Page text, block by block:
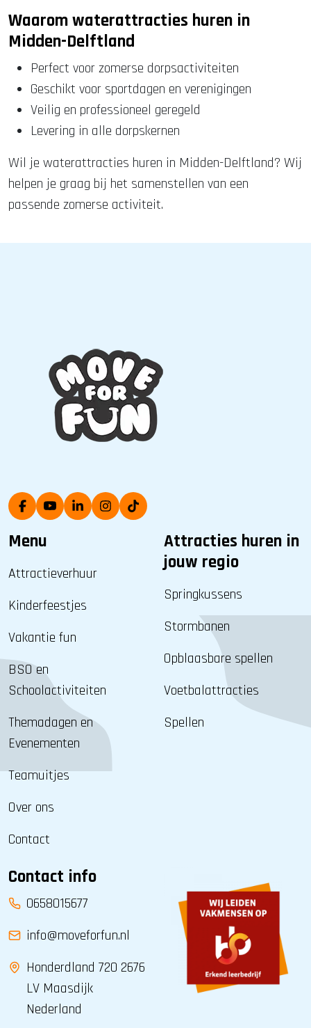
Waarom waterattracties huren in
Midden-Delftland
Perfect voor zomerse dorpsactiviteiten
Geschikt voor sportdagen en verenigingen
Veilig en professioneel geregeld
Levering in alle dorpskernen
Wil je waterattracties huren in Midden-Delftland? Wij
helpen je graag bij het samenstellen van een
passende zomerse activiteit.
Menu
Attractieverhuur
Kinderfeestjes
Vakantie fun
BSO en
Schoolactiviteiten
Themadagen en
Evenementen
Teamuitjes
Over ons
Contact
Attracties huren in
jouw regio
Springkussens
Stormbanen
Opblaasbare spellen
Voetbalattracties
Spellen
Contact info
0658015677
info@moveforfun.nl
Honderdland 720 2676
LV Maasdijk
Nederland